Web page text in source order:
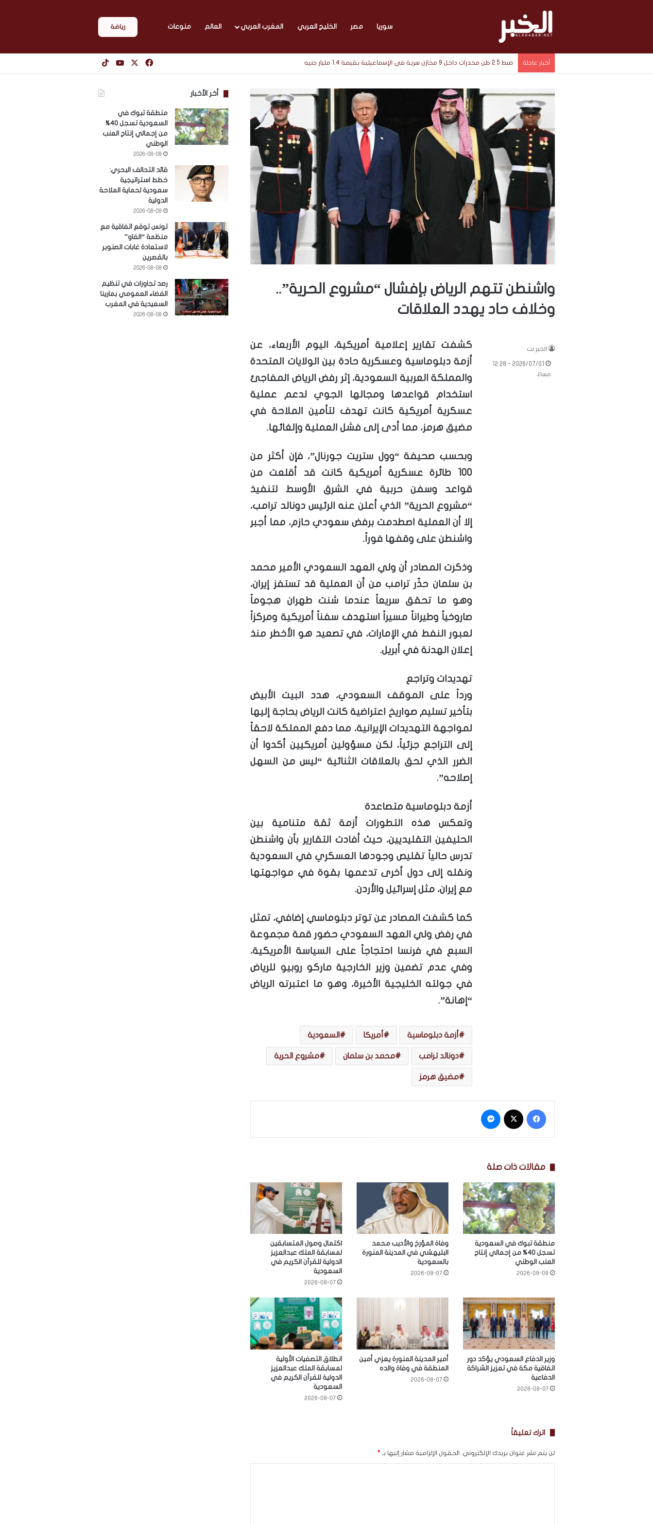
سوريا مصر الخليج العربي المغرب العربي العالم منوعات رياضة
أخبار عاجلة ضبط 2.5 طن مخدرات داخل 9 مخازن سرية في الإسماعيلية بقيمة 1.4 مليار جنيه فيسبوك‫YouTube
واشنطن تتهم الرياض بإفشال “مشروع الحرية”..
وخلاف حاد يهدد العلاقات
كشفت تقارير إعلامية أمريكية، اليوم الأربعاء، عن
أزمة دبلوماسية وعسكرية حادة بين الولايات المتحدة
والمملكة العربية السعودية، إثر رفض الرياض المفاجئ
استخدام قواعدها ومجالها الجوي لدعم عملية
عسكرية أمريكية كانت تهدف لتأمين الملاحة في
مضيق هرمز، مما أدى إلى فشل العملية وإلغائها.
وبحسب صحيفة “وول ستريت جورنال”، فإن أكثر من
100 طائرة عسكرية أمريكية كانت قد أقلعت من
قواعد وسفن حربية في الشرق الأوسط لتنفيذ
“مشروع الحرية” الذي أعلن عنه الرئيس دونالد ترامب،
إلا أن العملية اصطدمت برفض سعودي حازم، مما أجبر
واشنطن على وقفها فوراً.
وذكرت المصادر أن ولي العهد السعودي الأمير محمد
بن سلمان حذّر ترامب من أن العملية قد تستفز إيران،
وهو ما تحقق سريعاً عندما شنت طهران هجوماً
صاروخياً وطيراناً مسيراً استهدف سفناً أمريكية ومركزاً
لعبور النفط في الإمارات، في تصعيد هو الأخطر منذ
إعلان الهدنة في أبريل.
تهديدات وتراجع
ورداً على الموقف السعودي، هدد البيت الأبيض
بتأخير تسليم صواريخ اعتراضية كانت الرياض بحاجة إليها
لمواجهة التهديدات الإيرانية، مما دفع المملكة لاحقاً
إلى التراجع جزئياً، لكن مسؤولين أمريكيين أكدوا أن
الضرر الذي لحق بالعلاقات الثنائية “ليس من السهل
إصلاحه”.
أزمة دبلوماسية متصاعدة
وتعكس هذه التطورات أزمة ثقة متنامية بين
الحليفين التقليديين، حيث أفادت التقارير بأن واشنطن
تدرس حالياً تقليص وجودها العسكري في السعودية
ونقله إلى دول أخرى تدعمها بقوة في مواجهتها
مع إيران، مثل إسرائيل والأردن.
كما كشفت المصادر عن توتر دبلوماسي إضافي، تمثل
في رفض ولي العهد السعودي حضور قمة مجموعة
السبع في فرنسا احتجاجاً على السياسة الأمريكية،
وفي عدم تضمين وزير الخارجية ماركو روبيو للرياض
في جولته الخليجية الأخيرة، وهو ما اعتبرته الرياض
“إهانة”.
أزمة دبلوماسية أمريكا السعودية
دونالد ترامب محمد بن سلمان مشروع الحرية
مضيق هرمز
الخبر.نت
2026/07/01 - 12:28
مساءً
فيسبوك
مقالات ذات صلة
منطقة تبوك في السعودية
تسجل 40% من إجمالي إنتاج
العنب الوطني
2026-08-08
وفاة المؤرخ والأديب محمد
البليهشي في المدينة المنورة
بالسعودية
2026-08-07
اكتمال وصول المتسابقين
لمسابقة الملك عبدالعزيز
الدولية للقرآن الكريم في
السعودية
2026-08-07
وزير الدفاع السعودي يؤكد دور
اتفاقية مكة في تعزيز الشراكة
الدفاعية
2026-08-07
أمير المدينة المنورة يعزي أمين
المنطقة في وفاة والده
2026-08-07
انطلاق التصفيات الأولية
لمسابقة الملك عبدالعزيز
الدولية للقرآن الكريم في
السعودية
2026-08-07
اترك تعليقاً
لن يتم نشر عنوان بريدك الإلكتروني. الحقول الإلزامية مشار إليها بـ *
أخر الأخبار
منطقة تبوك في
السعودية تسجل 40%
من إجمالي إنتاج العنب
الوطني
2026-08-08
قائد التحالف البحري:
خطط استراتيجية
سعودية لحماية الملاحة
الدولية
2026-08-08
تونس توقع اتفاقية مع
منظمة “الفاو”
لاستعادة غابات الصنوبر
بالقصرين
2026-08-08
رصد تجاوزات في تنظيم
الفضاء العمومي بمارينا
السعيدية في المغرب
2026-08-08